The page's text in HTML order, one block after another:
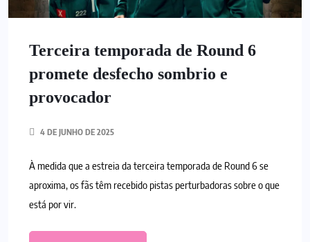
Terceira temporada de Round 6
promete desfecho sombrio e
provocador
4 DE JUNHO DE 2025
À medida que a estreia da terceira temporada de Round 6 se
aproxima, os fãs têm recebido pistas perturbadoras sobre o que
está por vir.